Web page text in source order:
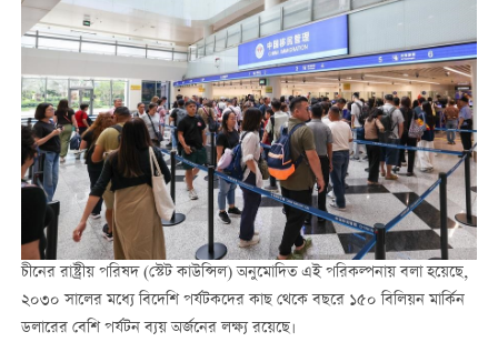
চীনের রাষ্ট্রীয় পরিষদ (স্টেট কাউন্সিল) অনুমোদিত এই পরিকল্পনায় বলা হয়েছে,
২০৩০ সালের মধ্যে বিদেশি পর্যটকদের কাছ থেকে বছরে ১৫০ বিলিয়ন মার্কিন
ডলারের বেশি পর্যটন ব্যয় অর্জনের লক্ষ্য রয়েছে।